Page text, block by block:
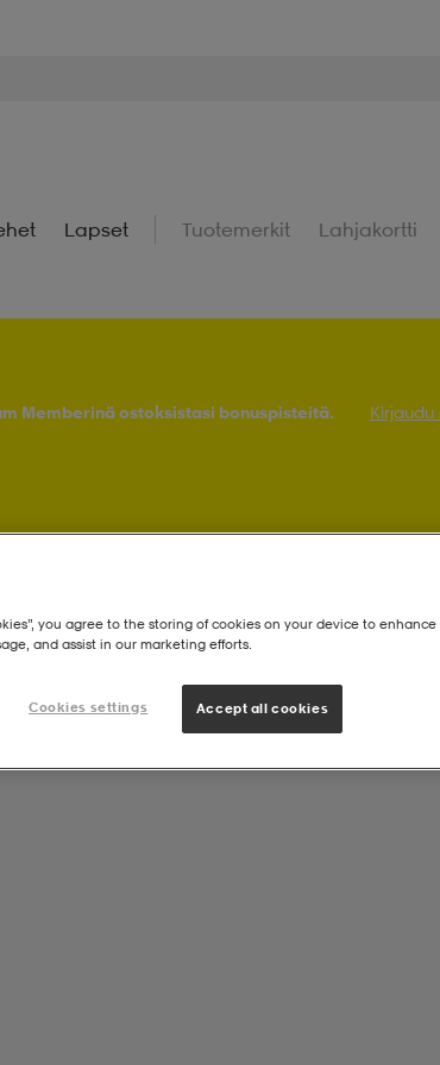
Lapset Tuotemerkit Lahjakortti
Memberinä ostoksistasi bonuspisteitä. Kirjaudu
you agree to the storing of cookies on your device to enhance
and assist in our marketing efforts.
Cookies settings Accept all cookies